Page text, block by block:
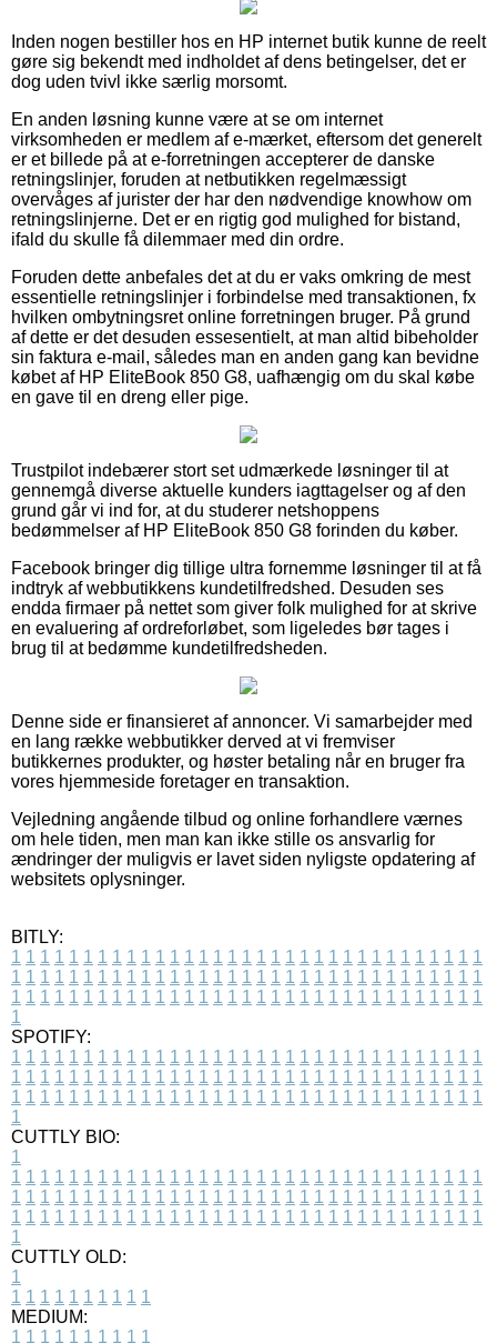
Inden nogen bestiller hos en HP internet butik kunne de reelt
gøre sig bekendt med indholdet af dens betingelser, det er
dog uden tvivl ikke særlig morsomt.
En anden løsning kunne være at se om internet
virksomheden er medlem af e-mærket, eftersom det generelt
er et billede på at e-forretningen accepterer de danske
retningslinjer, foruden at netbutikken regelmæssigt
overvåges af jurister der har den nødvendige knowhow om
retningslinjerne. Det er en rigtig god mulighed for bistand,
ifald du skulle få dilemmaer med din ordre.
Foruden dette anbefales det at du er vaks omkring de mest
essentielle retningslinjer i forbindelse med transaktionen, fx
hvilken ombytningsret online forretningen bruger. På grund
af dette er det desuden essesentielt, at man altid bibeholder
sin faktura e-mail, således man en anden gang kan bevidne
købet af HP EliteBook 850 G8, uafhængig om du skal købe
en gave til en dreng eller pige.
Trustpilot indebærer stort set udmærkede løsninger til at
gennemgå diverse aktuelle kunders iagttagelser og af den
grund går vi ind for, at du studerer netshoppens
bedømmelser af HP EliteBook 850 G8 forinden du køber.
Facebook bringer dig tillige ultra fornemme løsninger til at få
indtryk af webbutikkens kundetilfredshed. Desuden ses
endda firmaer på nettet som giver folk mulighed for at skrive
en evaluering af ordreforløbet, som ligeledes bør tages i
brug til at bedømme kundetilfredsheden.
Denne side er finansieret af annoncer. Vi samarbejder med
en lang række webbutikker derved at vi fremviser
butikkernes produkter, og høster betaling når en bruger fra
vores hjemmeside foretager en transaktion.
Vejledning angående tilbud og online forhandlere værnes
om hele tiden, men man kan ikke stille os ansvarlig for
ændringer der muligvis er lavet siden nyligste opdatering af
websitets oplysninger.
BITLY:
1 1 1 1 1 1 1 1 1 1 1 1 1 1 1 1 1 1 1 1 1 1 1 1 1 1 1 1 1 1 1 1 1
1 1 1 1 1 1 1 1 1 1 1 1 1 1 1 1 1 1 1 1 1 1 1 1 1 1 1 1 1 1 1 1 1
1 1 1 1 1 1 1 1 1 1 1 1 1 1 1 1 1 1 1 1 1 1 1 1 1 1 1 1 1 1 1 1 1
1
SPOTIFY:
1 1 1 1 1 1 1 1 1 1 1 1 1 1 1 1 1 1 1 1 1 1 1 1 1 1 1 1 1 1 1 1 1
1 1 1 1 1 1 1 1 1 1 1 1 1 1 1 1 1 1 1 1 1 1 1 1 1 1 1 1 1 1 1 1 1
1 1 1 1 1 1 1 1 1 1 1 1 1 1 1 1 1 1 1 1 1 1 1 1 1 1 1 1 1 1 1 1 1
1
CUTTLY BIO:
1
1 1 1 1 1 1 1 1 1 1 1 1 1 1 1 1 1 1 1 1 1 1 1 1 1 1 1 1 1 1 1 1 1
1 1 1 1 1 1 1 1 1 1 1 1 1 1 1 1 1 1 1 1 1 1 1 1 1 1 1 1 1 1 1 1 1
1 1 1 1 1 1 1 1 1 1 1 1 1 1 1 1 1 1 1 1 1 1 1 1 1 1 1 1 1 1 1 1 1
1
CUTTLY OLD:
1
1 1 1 1 1 1 1 1 1 1
MEDIUM:
1 1 1 1 1 1 1 1 1 1